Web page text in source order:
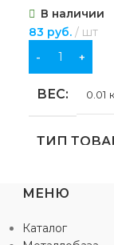
В наличии
83 руб. шт
В КОРЗИНУ
ВЕС 0.01
ТИП
для бытовых
МЕНЮ
Каталог